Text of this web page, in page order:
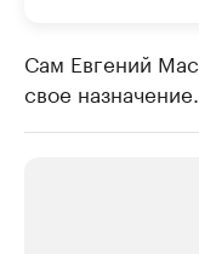
Сам Евгений
свое назначение.